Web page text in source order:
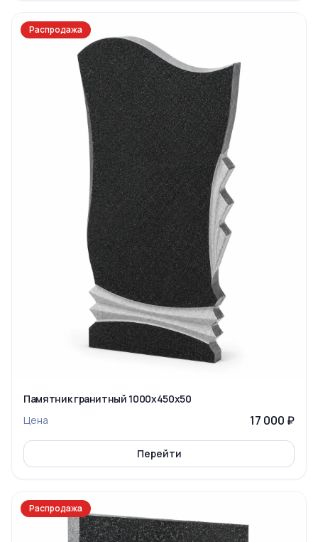
Распродажа
Памятник гранитный 1000x450x50
Цена
17 000 ₽
Перейти
Распродажа